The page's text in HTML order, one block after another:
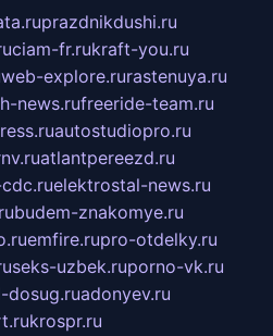
prazdnikdushi.ru
ciam-fr.rukraft-you.ru
web-explore.rurastenuya.ru
news.rufreeride-team.ru
autostudiopro.ru
atlantpereezd.ru
elektrostal-news.ru
budem-znakomye.ru
emfire.rupro-otdelky.ru
seks-uzbek.ruporno-vk.ru
dosug.ruadonyev.ru
krospr.ru